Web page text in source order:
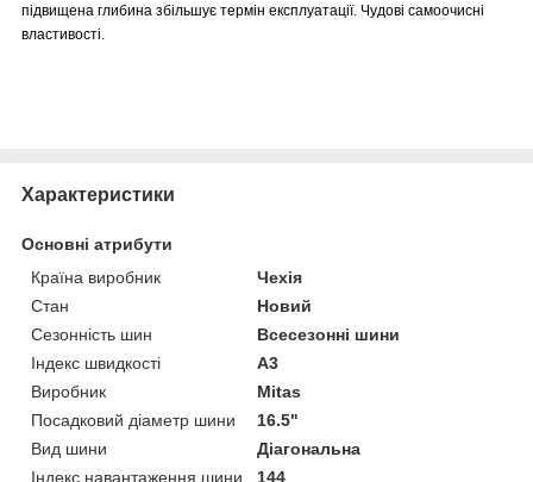
підвищена глибина збільшує термін експлуатації. Чудові самоочисні
властивості.
Характеристики
Основні атрибути
Країна виробник
Чехія
Стан
Новий
Сезонність шин
Всесезонні шини
Індекс швидкості
A3
Виробник
Mitas
Посадковий діаметр шини
16.5"
Вид шини
Діагональна
Індекс навантаження шини
144